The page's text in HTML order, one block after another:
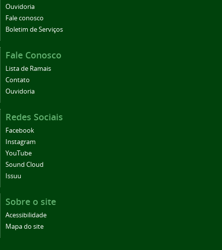
Ouvidoria
Fale conosco
Boletim de Serviços
Fale Conosco
Lista de Ramais
Contato
Ouvidoria
Redes Sociais
Facebook
Instagram
YouTube
Sound Cloud
Issuu
Sobre o site
Acessibilidade
Mapa do site